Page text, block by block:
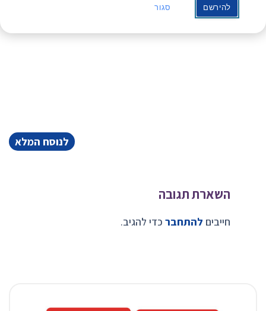
לנוסח המלא
השארת תגובה
חייבים להתחבר כדי להגיב.
להירשם סגור